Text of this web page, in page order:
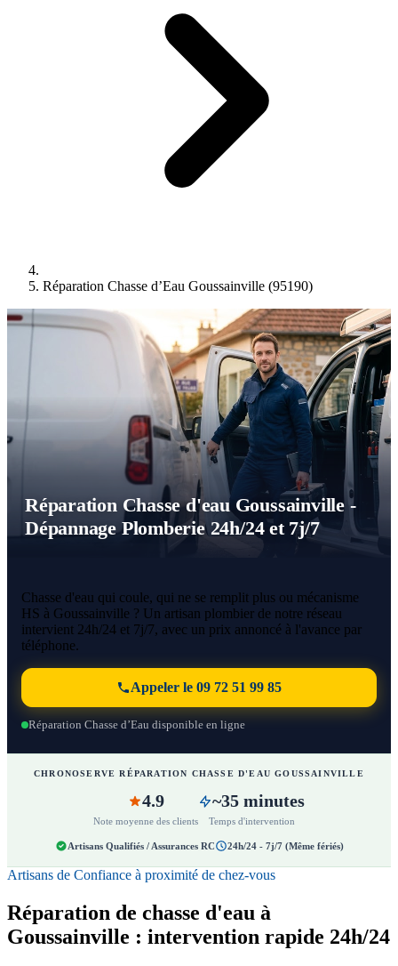
Réparation Chasse d’Eau Goussainville (95190)
Réparation Chasse d'eau Goussainville -
Dépannage Plomberie 24h/24 et 7j/7
Chasse d'eau qui coule, qui ne se remplit plus ou mécanisme
HS à Goussainville ? Un artisan plombier de notre réseau
intervient 24h/24 et 7j/7, avec un prix annoncé à l'avance par
téléphone.
Appeler le 09 72 51 99 85
Réparation Chasse d’Eau disponible en ligne
CHRONOSERVE RÉPARATION CHASSE D'EAU GOUSSAINVILLE
4.9
Note moyenne des clients
~35 minutes
Temps d'intervention
Artisans Qualifiés / Assurances RC 24h/24 - 7j/7 (Même fériés)
Artisans de Confiance à proximité de chez-vous
Réparation de chasse d'eau à
Goussainville : intervention rapide 24h/24